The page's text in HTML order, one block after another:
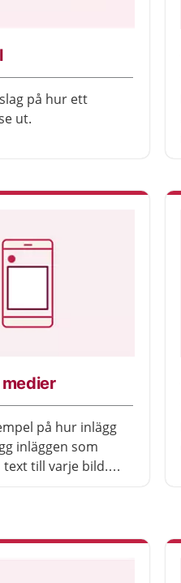
på hur ett
ut.
på hur inlägg
inläggen som
till varje bild.